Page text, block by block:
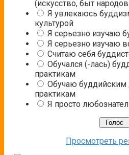
(искусство, быт народов
Я увлекаюсь
культурой
Я серьезно изучаю
Я серьезно изучаю
Считаю себя
Обучался (-лась)
практикам
Обучаю
практикам
Я просто
Просмотреть